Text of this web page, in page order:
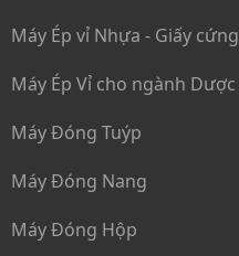
Máy Ép vỉ Nhựa - Giấy cứng
Máy Ép Vỉ cho ngành Dược
Máy Đóng Tuýp
Máy Đóng Nang
Máy Đóng Hộp